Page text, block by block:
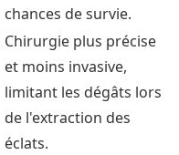
chances de survie.
Chirurgie plus précise
et moins invasive,
limitant les dégâts lors
de l'extraction des
éclats.